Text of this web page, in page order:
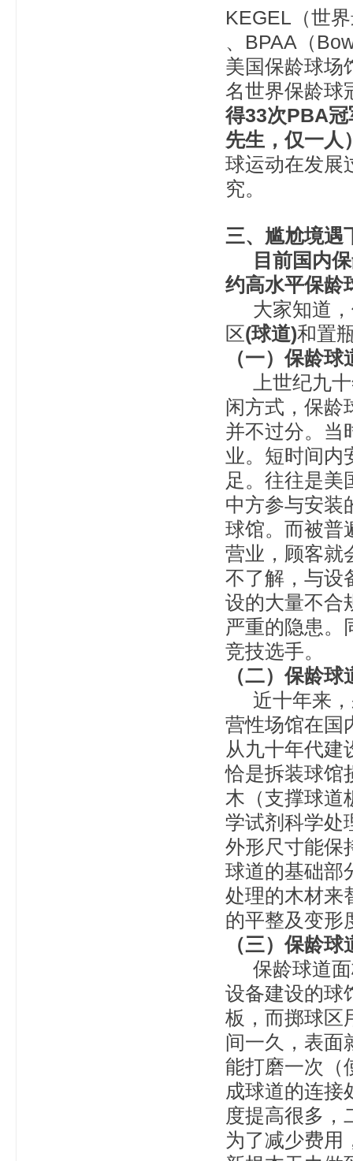
KEGEL（世
、BPAA（
美国保龄球场
名世界保龄球
得33次PBA
先生，仅一人
球运动在发展
究。
三、尴尬境遇
目前国内保
约高水平保龄
大家知道，
区(球道)和置
（一）保龄
上世纪九十
闲方式，保龄
并不过分。当
业。短时间内
足。往往是美
中方参与安装
球馆。而被普
营业，顾客就
不了解，与设
设的大量不合
严重的隐患。
竞技选手。
（二）保龄
近十年来，
营性场馆在国
从九十年代建
恰是拆装球馆
木（支撑球道
学试剂科学处
外形尺寸能保
球道的基础部
处理的木材来
的平整及变形
（三）保龄
保龄球道面
设备建设的球
板，而掷球区
间一久，表面
能打磨一次（
成球道的连接
度提高很多，
为了减少费用